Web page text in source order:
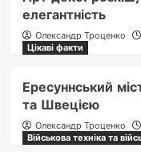
елегантність
Олександр Троценко
Цікаві факти
Ересуннський
та Швецією
Олександр Троценко
Військова техніка та